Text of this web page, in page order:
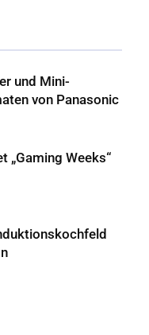
und Mini-
von Panasonic
„Gaming Weeks“